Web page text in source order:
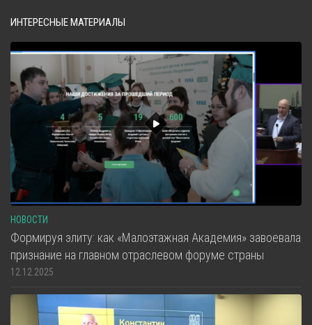
ИНТЕРЕСНЫЕ МАТЕРИАЛЫ
НОВОСТИ
Формируя элиту: как «Малоэтажная Академия» завоевала
признание на главном отраслевом форуме страны
12.12.2025